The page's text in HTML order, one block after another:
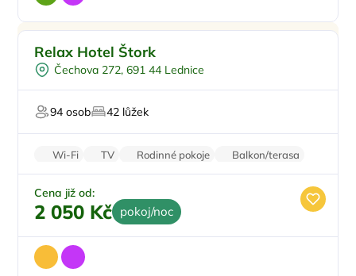
Pro rodiny s dětmi
Venkovní bazén
Vířivka
Wellness procedury
Relax Hotel Štork
Čechova 272, 691 44 Lednice
94 osob 42 lůžek
Wi-Fi TV Rodinné pokoje
Balkon/terasa
Klimatizace
Cena již od:
2 050 Kč pokoj/noc